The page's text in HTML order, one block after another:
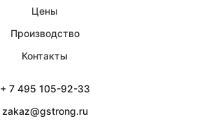
Цены
Производство
Контакты
+ 7 495 105-92-33
zakaz@gstrong.ru